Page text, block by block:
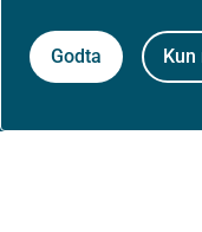
Godta Kun
Presse